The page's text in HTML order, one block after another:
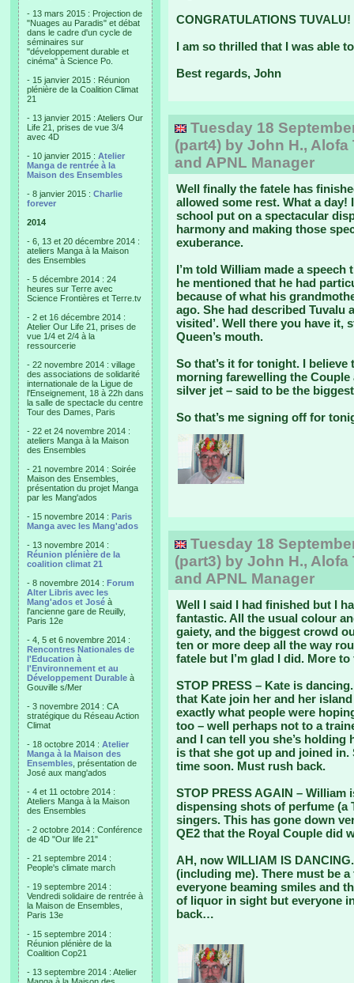
- 13 mars 2015 : Projection de
"Nuages au Paradis" et débat
dans le cadre d'un cycle de
séminaires sur
"développement durable et
cinéma" à Science Po.
- 15 janvier 2015 : Réunion
plénière de la Coalition Climat
21
- 13 janvier 2015 : Ateliers Our
Life 21, prises de vue 3/4
avec 4D
- 10 janvier 2015 : Atelier
Manga de rentrée à la
Maison des Ensembles
- 8 janvier 2015 : Charlie
forever
2014
- 6, 13 et 20 décembre 2014 :
ateliers Manga à la Maison
des Ensembles
- 5 décembre 2014 : 24
heures sur Terre avec
Science Frontières et Terre.tv
- 2 et 16 décembre 2014 :
Atelier Our Life 21, prises de
vue 1/4 et 2/4 à la
ressourcerie
- 22 novembre 2014 : village
des associations de solidarité
internationale de la Ligue de
l'Enseignement, 18 à 22h dans
la salle de spectacle du centre
Tour des Dames, Paris
- 22 et 24 novembre 2014 :
ateliers Manga à la Maison
des Ensembles
- 21 novembre 2014 : Soirée
Maison des Ensembles,
présentation du projet Manga
par les Mang'ados
- 15 novembre 2014 : Paris
Manga avec les Mang'ados
- 13 novembre 2014 :
Réunion plénière de la
coalition climat 21
- 8 novembre 2014 : Forum
Alter Libris avec les
Mang'ados et José à
l'ancienne gare de Reuilly,
Paris 12e
- 4, 5 et 6 novembre 2014 :
Rencontres Nationales de
l'Education à
l'Environnement et au
Développement Durable à
Gouville s/Mer
- 3 novembre 2014 : CA
stratégique du Réseau Action
Climat
- 18 octobre 2014 : Atelier
Manga à la Maison des
Ensembles , présentation de
José aux mang'ados
- 4 et 11 octobre 2014 :
Ateliers Manga à la Maison
des Ensembles
- 2 octobre 2014 : Conférence
de 4D "Our life 21"
- 21 septembre 2014 :
People's climate march
- 19 septembre 2014 :
Vendredi solidaire de rentrée à
la Maison de Ensembles,
Paris 13e
- 15 septembre 2014 :
Réunion plénière de la
Coalition Cop21
- 13 septembre 2014 : Atelier
CONGRATULATIONS TUVALU!
I am so thrilled that I was able
Best regards, John
Tuesday 18
(part4) by John H.,
and APNL Manager
Well finally the fatele has
allowed some rest. What a day!
school put on a spectacular
harmony and making those
exuberance.
I’m told William made a
he mentioned that he had
because of what his
ago. She had described Tuvalu
visited’. Well there you have it,
Queen’s mouth.
So that’s it for tonight. I
morning farewelling the Couple
silver jet – said to be the
So that’s me signing off for
Tuesday 18
(part3) by John H.,
and APNL Manager
Well I said I had finished but I
fantastic. All the usual colour
gaiety, and the biggest crowd
ten or more deep all the way
fatele but I’m glad I did. More
STOP PRESS – Kate is
that Kate join her and her
exactly what people were
too – well perhaps not to a
and I can tell you she’s
is that she got up and joined in.
time soon. Must rush back.
STOP PRESS AGAIN –
dispensing shots of perfume (a
singers. This has gone down
QE2 that the Royal Couple did
AH, now WILLIAM IS
(including me). There must be
everyone beaming smiles and
of liquor in sight but everyone
back…